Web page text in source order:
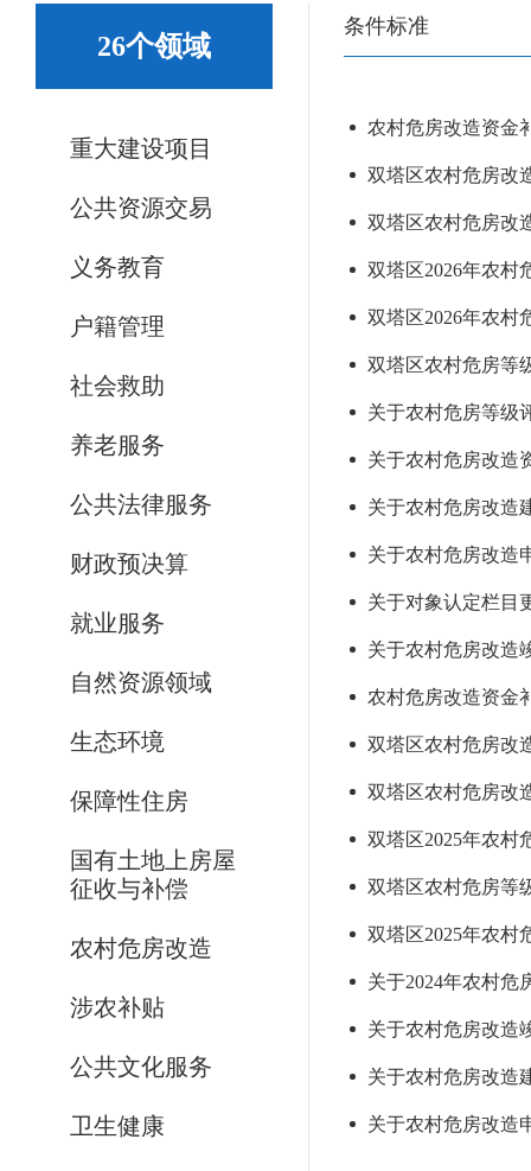
26个领域
重大建设项目
公共资源交易
义务教育
户籍管理
社会救助
养老服务
公共法律服务
财政预决算
就业服务
自然资源领域
生态环境
保障性住房
国有土地上房屋
征收与补偿
农村危房改造
涉农补贴
公共文化服务
卫生健康
条件标准
农村危房改造资金
双塔区农村危房改
双塔区农村危房改
双塔区2026年农村
双塔区2026年农村
双塔区农村危房等
关于农村危房等级
关于农村危房改造
关于农村危房改造
关于农村危房改造
关于对象认定栏目
关于农村危房改造
农村危房改造资金
双塔区农村危房改
双塔区农村危房改
双塔区2025年农村
双塔区农村危房等
双塔区2025年农村
关于2024年农村危
关于农村危房改造
关于农村危房改造
关于农村危房改造